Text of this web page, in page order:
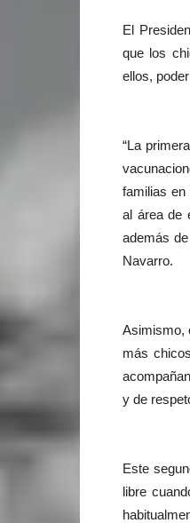
El
que los
ellos,
“La
familias en
al área de
además
Navarro.
Asimismo,
más
y de
Este
libre